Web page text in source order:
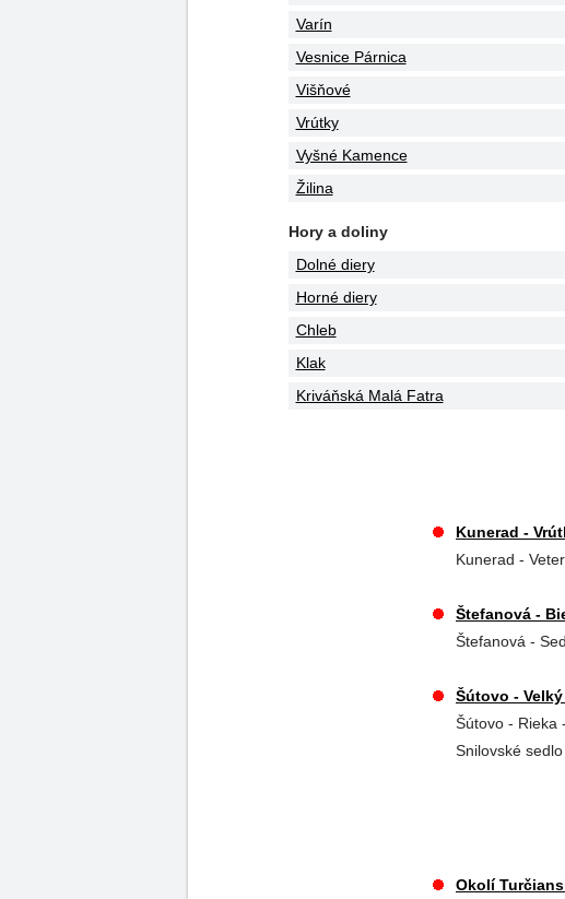
Varín
Vesnice Párnica
Višňové
Vrútky
Vyšné Kamence
Žilina
Hory a doliny
Dolné diery
Horné diery
Chleb
Klak
Kriváňská Malá Fatra
Kunerad -
Kunerad -
Štefanová -
Štefanová -
Šútovo -
Šútovo - Rieka
Snilovské
Okolí